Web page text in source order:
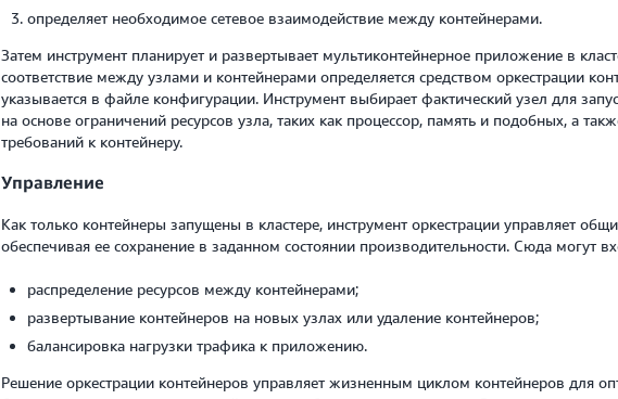
определяет необходимое сетевое взаимодействие между контейнерами.
Затем инструмент планирует и развертывает мультиконтейнерное приложение в
соответствие между узлами и контейнерами определяется средством оркестрации
указывается в файле конфигурации. Инструмент выбирает фактический узел для
на основе ограничений ресурсов узла, таких как процессор, память и подобных, а
требований к контейнеру.
Управление
Как только контейнеры запущены в кластере, инструмент оркестрации управляет
обеспечивая ее сохранение в заданном состоянии производительности. Сюда могут
распределение ресурсов между контейнерами;
развертывание контейнеров на новых узлах или удаление контейнеров;
балансировка нагрузки трафика к приложению.
Решение оркестрации контейнеров управляет жизненным циклом контейнеров для